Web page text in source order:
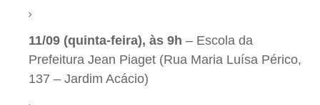
11/09 (quinta-feira), às 9h – Escola da
Prefeitura Jean Piaget (Rua Maria Luísa Périco,
137 – Jardim Acácio)